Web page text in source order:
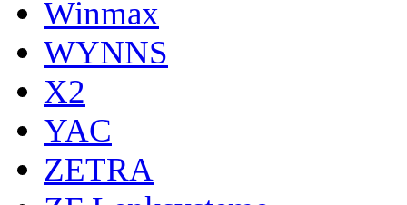
Winmax
WYNNS
X2
YAC
ZETRA